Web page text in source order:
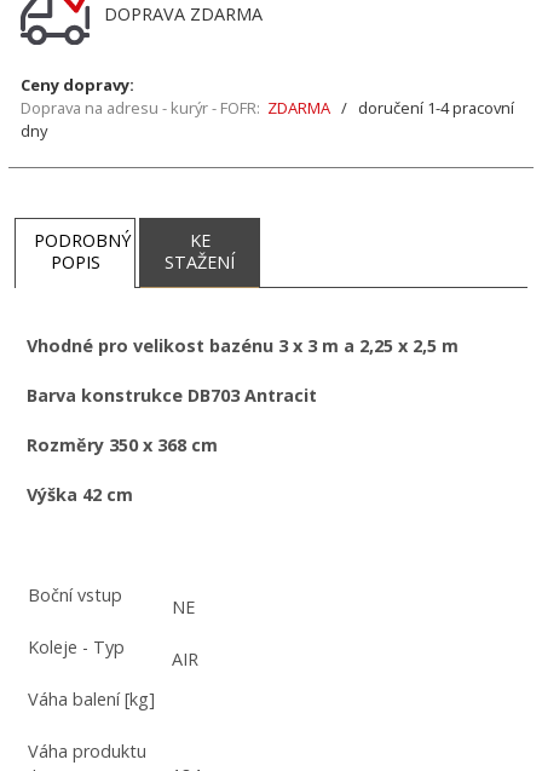
DOPRAVA ZDARMA
Ceny dopravy:
Doprava na adresu - kurýr - FOFR: ZDARMA / doručení 1-4 pracovní
dny
PODROBNÝ
POPIS
KE
STAŽENÍ
Vhodné pro velikost bazénu 3 x 3 m a 2,25 x 2,5 m
Barva konstrukce DB703 Antracit
Rozměry 350 x 368 cm
Výška 42 cm
Boční vstup
NE
Koleje - Typ
AIR
Váha balení [kg]
Váha produktu